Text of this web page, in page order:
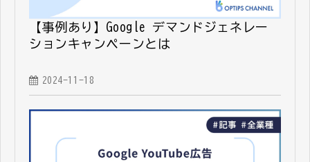
【事例あり】Google デマンドジェネレー
ションキャンペーンとは
2024-11-18